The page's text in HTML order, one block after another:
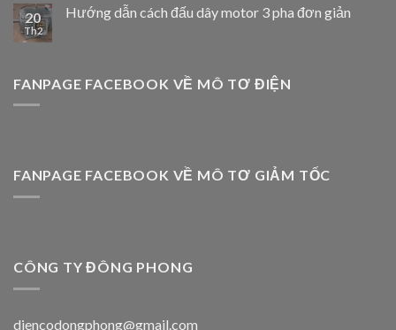
20
Th2
Hướng dẫn cách đấu dây motor 3 pha đơn giản
FANPAGE FACEBOOK VỀ MÔ TƠ ĐIỆN
FANPAGE FACEBOOK VỀ MÔ TƠ GIẢM TỐC
CÔNG TY ĐÔNG PHONG
diencodongphong@gmail.com